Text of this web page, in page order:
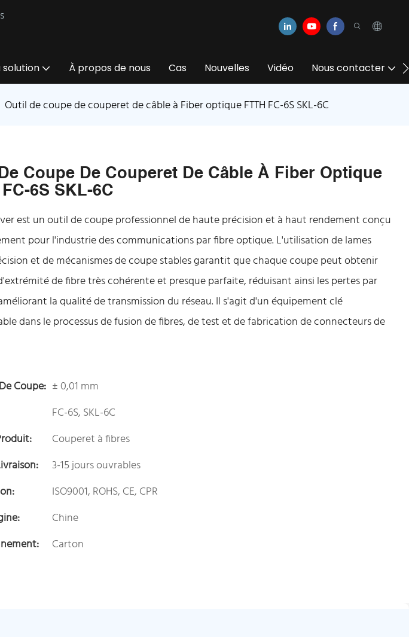
solution À propos de nous Cas Nouvelles Vidéo Nous contacter
Outil de coupe de couperet de câble à Fiber optique FTTH FC-6S SKL-6C
Coupe De Couperet De Câble À Fiber Optique
6S SKL-6C
est un outil de coupe professionnel de haute précision et à haut rendement conçu
pour l'industrie des communications par fibre optique. L'utilisation de lames
et de mécanismes de coupe stables garantit que chaque coupe peut obtenir
de fibre très cohérente et presque parfaite, réduisant ainsi les pertes par
la qualité de transmission du réseau. Il s'agit d'un équipement clé
dans le processus de fusion de fibres, de test et de fabrication de connecteurs de
Coupe: ± 0,01 mm
FC-6S, SKL-6C
Couperet à fibres
3-15 jours ouvrables
ISO9001, ROHS, CE, CPR
Chine
Carton